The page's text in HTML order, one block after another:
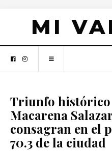
MI
Triunfo histórico
Macarena
consagran en el
70.3 de la ciudad